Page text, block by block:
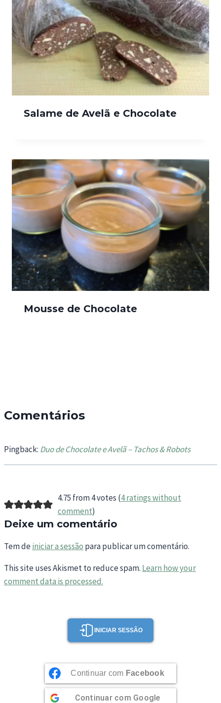
Salame de Avelã e Chocolate
Mousse de Chocolate
Comentários
Pingback: Duo de Chocolate e Avelã – Tachos & Robots
4.75 from 4 votes (4 ratings without
comment)
Deixe um comentário
Tem deiniciar a sessão para publicar um comentário.
This site uses Akismet to reduce spam. Learn how your
comment data is processed.
INICIAR SESSÃO
Continuar com Facebook
Continuar com Google